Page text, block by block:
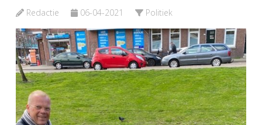
Redactie 06-04-2021 Politiek